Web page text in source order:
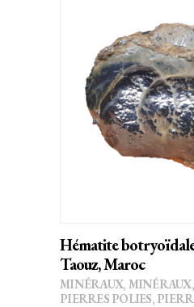
AJOUTER
Hématite
Taouz, Maroc
MINÉRAUX,
PIERRES POLIES,